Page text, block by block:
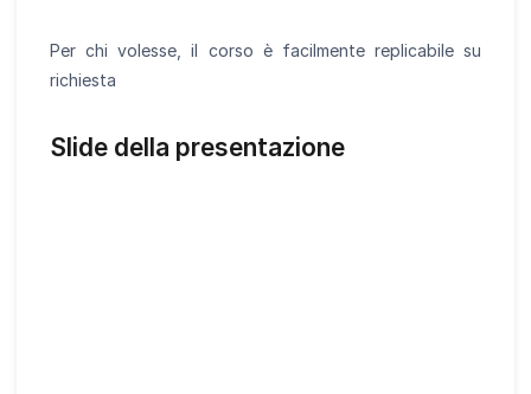
Per chi volesse, il corso è facilmente replicabile su
richiesta
Slide della presentazione